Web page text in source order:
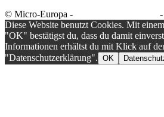
© Micro-Europa -
-
Diese Website benutzt Cookies. Mit
"OK" bestätigst du, dass du damit
Informationen erhältst du mit Klick auf
"Datenschutzerklärung". OK